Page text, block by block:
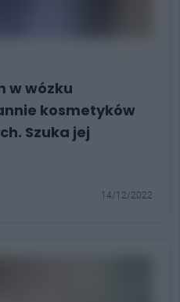
w wózku
kosmetyków
Szuka jej
14/12/2022